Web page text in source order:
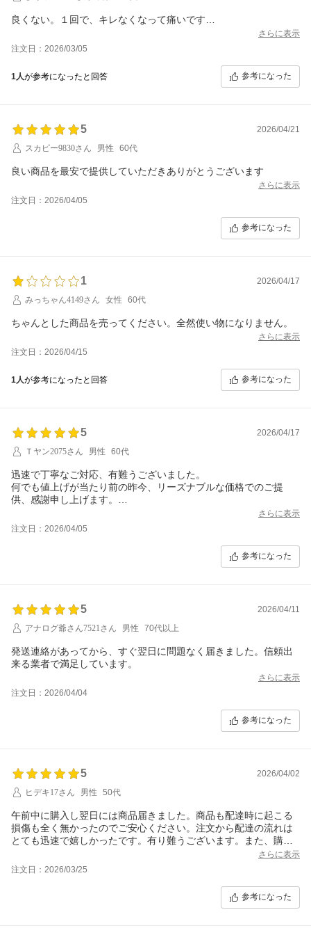
良くない。１回で、キレなくなって痛いです…
さらに表示
注文日：2026/03/05
1人が参考になったと回答 参考になった
5
2026/04/21
スカピー9830さん
男性 60代
良い商品を最安で提供していただきありがとうございます
さらに表示
注文日：2026/04/05
参考になった
1
2026/04/17
みっちゃん4149さん
女性 60代
ちゃんとした商品を売ってください。全然使い物になりません。
さらに表示
注文日：2026/04/15
1人が参考になったと回答 参考になった
5
2026/04/17
Ｔヤン2075さん
男性 60代
迅速で丁寧なご対応、有難うございました。
何でも値上げが当たり前の昨今、リーズナブルな価格でのご提
供、感謝申し上げます。
さらに表示
注文日：2026/04/05
参考になった
5
2026/04/11
アナログ爺さん7521さん
男性 70代以上
発送連絡があってから、すぐ翌日に問題なく届きました。信頼出
来る業者で満足しています。
さらに表示
注文日：2026/04/04
参考になった
5
2026/04/02
ヒデキ17さん
男性 50代
午前中に購入し翌日には商品届きました。商品も配達時に起こる
損傷も全く無かったのでご安心ください。注文から配達の流れは
とても迅速で嬉しかったです。有り難うございます。また、購入
する商品がありましたら利用させて頂きます。これからもショッ
プのほう頑張って下さい。ではまた！
さらに表示
注文日：2026/03/25
参考になった